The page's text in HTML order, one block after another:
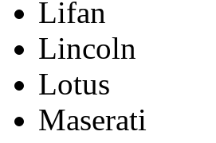
Lifan
Lincoln
Lotus
Maserati